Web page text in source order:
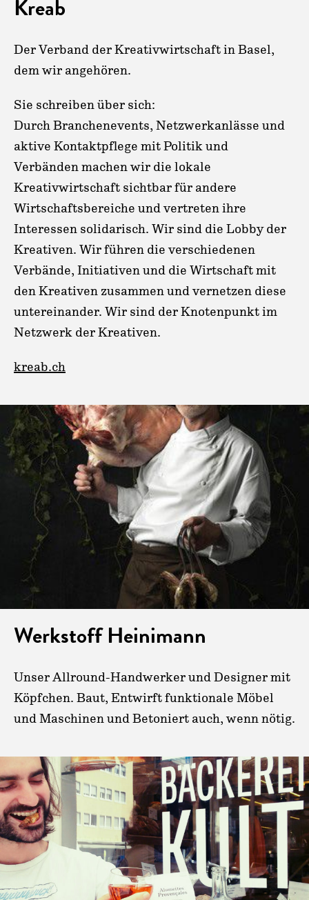
Kreab
Der Verband der Kreativwirtschaft in Basel,
dem wir angehören.
Sie schreiben über sich:
Durch Branchenevents, Netzwerkanlässe und
aktive Kontaktpflege mit Politik und
Verbänden machen wir die lokale
Kreativwirtschaft sichtbar für andere
Wirtschaftsbereiche und vertreten ihre
Interessen solidarisch. Wir sind die Lobby der
Kreativen. Wir führen die verschiedenen
Verbände, Initiativen und die Wirtschaft mit
den Kreativen zusammen und vernetzen diese
untereinander. Wir sind der Knotenpunkt im
Netzwerk der Kreativen.
kreab.ch
Werkstoff Heinimann
Unser Allround-Handwerker und Designer mit
Köpfchen. Baut, Entwirft funktionale Möbel
und Maschinen und Betoniert auch, wenn nötig.